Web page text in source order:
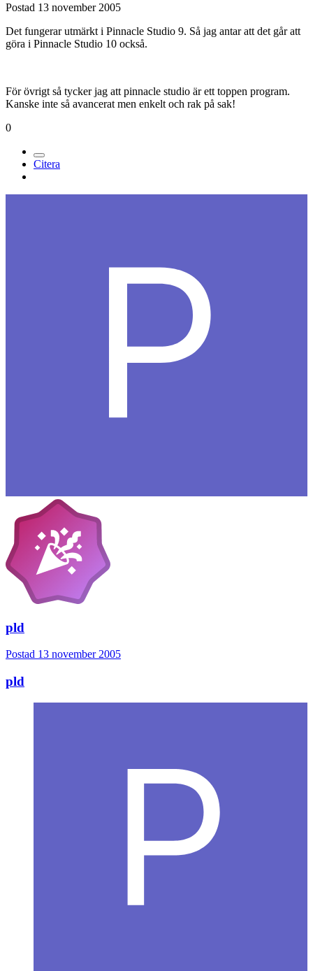
Postad 13 november 2005
Det fungerar utmärkt i Pinnacle Studio 9. Så jag antar att det går att
göra i Pinnacle Studio 10 också.
För övrigt så tycker jag att pinnacle studio är ett toppen program.
Kanske inte så avancerat men enkelt och rak på sak!
0
Citera
pld
Postad 13 november 2005
pld